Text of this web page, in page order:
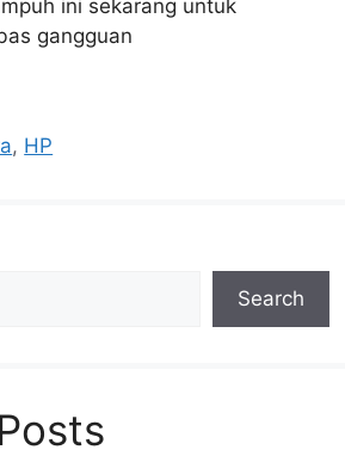
ini sekarang untuk
gangguan
, HP
Search